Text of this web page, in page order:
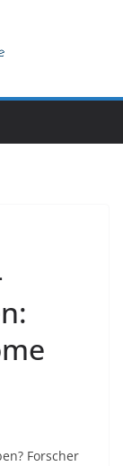
Forscher